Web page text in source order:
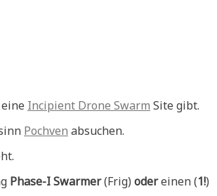
Incipient Drone Swarm Site gibt.
Pochven absuchen.
Phase-I Swarmer(Frig) odereinen (1!)